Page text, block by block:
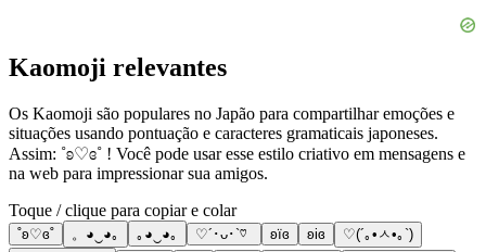
Kaomoji relevantes
Os Kaomoji são populares no Japão para compartilhar emoções e
situações usando pontuação e caracteres gramaticais japoneses.
Assim: ˚ʚ♡ɞ˚ ! Você pode usar esse estilo criativo em mensagens e
na web para impressionar sua amigos.
Toque / clique para copiar e colar
˚ʚ♡ɞ˚ 。◕‿◕｡ ｡◕‿◕｡ ♡´･ᴗ･`♡ ʚїɞ ʚiɞ
♡(´｡•ㅅ•｡`)